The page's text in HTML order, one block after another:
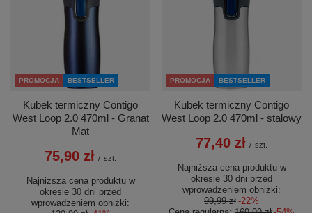
PROMOCJA BESTSELLER
Kubek termiczny Contigo
West Loop 2.0 470ml - Granat
Mat
75,90 zł / szt.
Najniższa cena produktu w
okresie 30 dni przed
wprowadzeniem obniżki:
PROMOCJA BESTSELLER
Kubek termiczny Contigo
West Loop 2.0 470ml - stalowy
77,40 zł / szt.
Najniższa cena produktu w
okresie 30 dni przed
wprowadzeniem obniżki:
99,99 zł -22%